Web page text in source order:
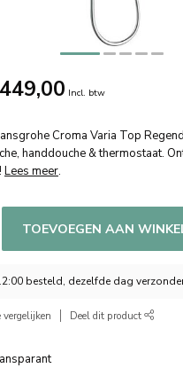
Incl. btw
Croma Varia Top
handdouche & thermostaat.
Lees meer.
TOEVOEGEN AAN
besteld, dezelfde dag
vergelijken Deel dit product